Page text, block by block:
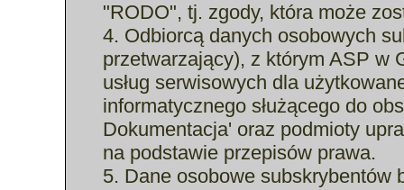
"RODO", tj. zgody, która może
4. Odbiorcą danych osobowych
przetwarzający), z którym ASP w
usług serwisowych dla
informatycznego służącego do
Dokumentacja' oraz podmioty
na podstawie przepisów prawa.
5. Dane osobowe subskrybentów